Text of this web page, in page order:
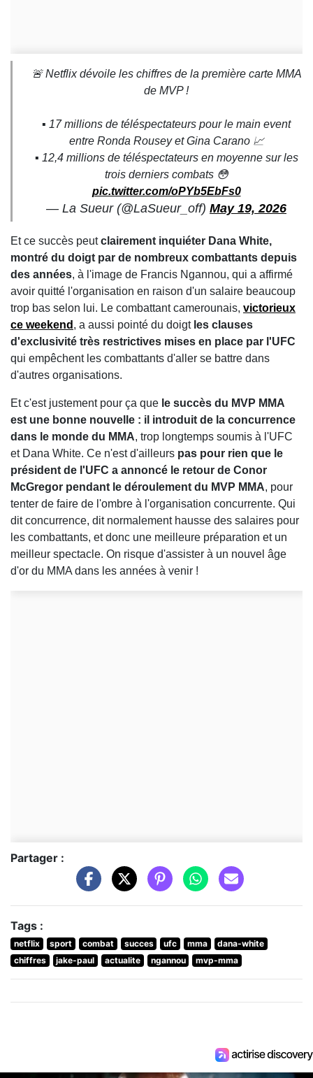
🚨 Netflix dévoile les chiffres de la première carte MMA
de MVP !
▪️ 17 millions de téléspectateurs pour le main event
entre Ronda Rousey et Gina Carano 📈
▪️ 12,4 millions de téléspectateurs en moyenne sur les
trois derniers combats 😳
pic.twitter.com/oPYb5EbFs0
— La Sueur (@LaSueur_off) May 19, 2026
Et ce succès peutclairement inquiéter Dana White,
montré du doigt par de nombreux combattants depuis
des années, à l'image de Francis Ngannou, qui a affirmé
avoir quitté l'organisation en raison d'un salaire beaucoup
trop bas selon lui. Le combattant camerounais, victorieux
ce weekend , a aussi pointé du doigt les clauses
d'exclusivité très restrictives mises en place par l'UFC
qui empêchent les combattants d'aller se battre dans
d'autres organisations.
Et c'est justement pour ça que le succès du MVP MMA
est une bonne nouvelle : il introduit de la concurrence
dans le monde du MMA, trop longtemps soumis à l'UFC
et Dana White. Ce n'est d'ailleurs pas pour rien que le
président de l'UFC a annoncé le retour de Conor
McGregor pendant le déroulement du MVP MMA, pour
tenter de faire de l'ombre à l'organisation concurrente. Qui
dit concurrence, dit normalement hausse des salaires pour
les combattants, et donc une meilleure préparation et un
meilleur spectacle. On risque d'assister à un nouvel âge
d'or du MMA dans les années à venir !
Partager :
Tags :
netflix sport combat succes ufc mma
dana-white
chiffres
jake-paul actualite ngannou mvp-mma